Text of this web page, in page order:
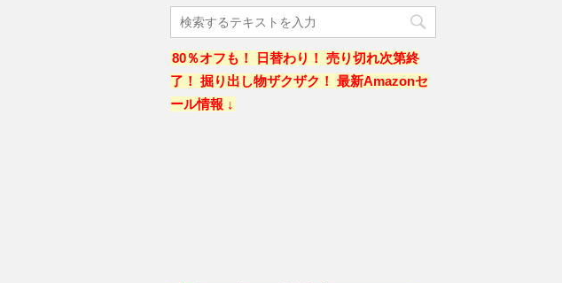
80％オフも！ 日替わり！ 売り切れ次第終
了！ 掘り出し物ザクザク！ 最新Amazonセ
ール情報 ↓